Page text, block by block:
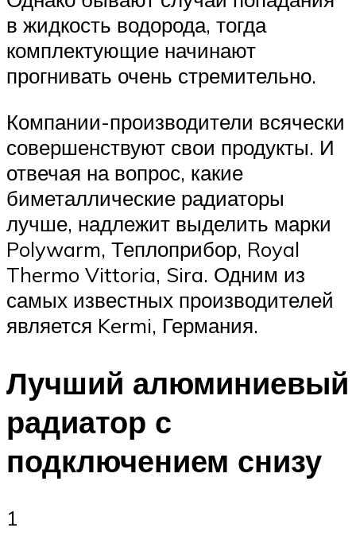
в жидкость водорода, тогда
комплектующие начинают
прогнивать очень стремительно.
Компании-производители всячески
совершенствуют свои продукты. И
отвечая на вопрос, какие
биметаллические радиаторы
лучше, надлежит выделить марки
Polywarm, Теплоприбор, Royal
Thermo Vittoria, Sira. Одним из
самых известных производителей
является Kermi, Германия.
Лучший алюминиевый
радиатор с
подключением снизу
1